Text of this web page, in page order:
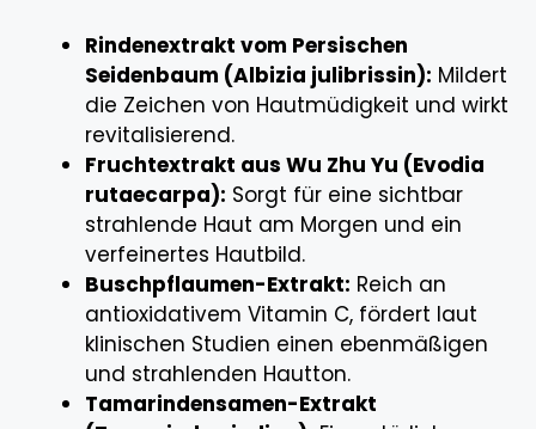
Rindenextrakt vom Persischen
Seidenbaum (Albizia julibrissin): Mildert
die Zeichen von Hautmüdigkeit und wirkt
revitalisierend.
Fruchtextrakt aus Wu Zhu Yu (Evodia
rutaecarpa): Sorgt für eine sichtbar
strahlende Haut am Morgen und ein
verfeinertes Hautbild.
Buschpflaumen-Extrakt: Reich an
antioxidativem Vitamin C, fördert laut
klinischen Studien einen ebenmäßigen
und strahlenden Hautton.
Tamarindensamen-Extrakt